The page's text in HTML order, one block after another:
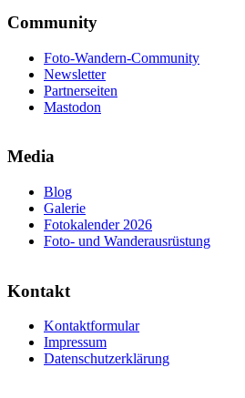
Community
Foto-Wandern-Community
Newsletter
Partnerseiten
Mastodon
Media
Blog
Galerie
Fotokalender 2026
Foto- und Wanderausrüstung
Kontakt
Kontaktformular
Impressum
Datenschutzerklärung